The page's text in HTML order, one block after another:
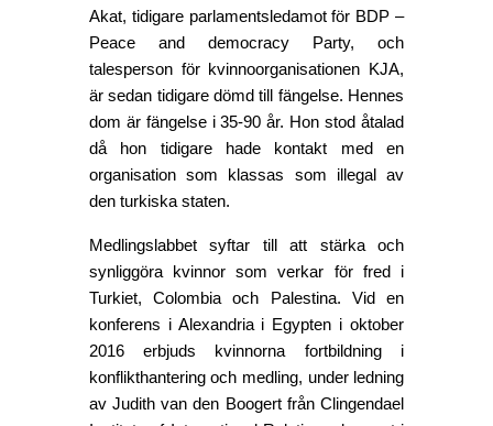
Akat, tidigare parlamentsledamot för BDP –
Peace and democracy Party, och
talesperson för kvinnoorganisationen KJA,
är sedan tidigare dömd till fängelse. Hennes
dom är fängelse i 35-90 år. Hon stod åtalad
då hon tidigare hade kontakt med en
organisation som klassas som illegal av
den turkiska staten.
Medlingslabbet syftar till att stärka och
synliggöra kvinnor som verkar för fred i
Turkiet, Colombia och Palestina. Vid en
konferens i Alexandria i Egypten i oktober
2016 erbjuds kvinnorna fortbildning i
konflikthantering och medling, under ledning
av Judith van den Boogert från Clingendael